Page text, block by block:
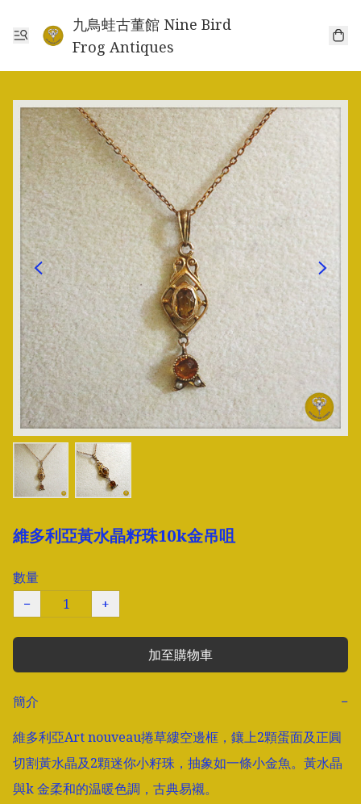
九鳥蛙古董館 Nine Bird
Frog Antiques
維多利亞黃水晶籽珠10k金吊咀
數量
−
+
加至購物車
簡介
−
維多利亞Art nouveau捲草縷空邊框，鑲上2顆蛋面及正圓
切割黃水晶及2顆迷你小籽珠，抽象如一條小金魚。黃水晶
與k 金柔和的温暖色調，古典易襯。